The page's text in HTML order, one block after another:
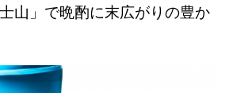
山」で晩酌に末広がりの豊か